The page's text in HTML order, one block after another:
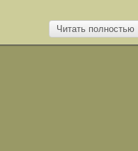
Читать полностью